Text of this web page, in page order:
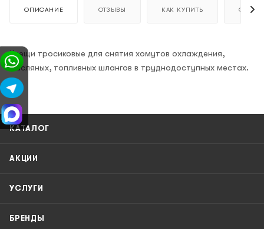
ОПИСАНИЕ ОТЗЫВЫ КАК КУПИТЬ ОПЛАТА
Клещи тросиковые для снятия хомутов охлаждения,
масляных, топливных шлангов в труднодоступных местах.
КАТАЛОГ
АКЦИИ
УСЛУГИ
БРЕНДЫ